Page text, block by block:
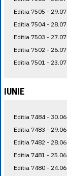
Editia 7505 - 29.07
Editia 7504 - 28.07
Editia 7503 - 27.07
Editia 7502 - 26.07
Editia 7501 - 23.07
IUNIE
Editia 7484 - 30.06
Editia 7483 - 29.06
Editia 7482 - 28.06
Editia 7481 - 25.06
Editia 7480 - 24.06